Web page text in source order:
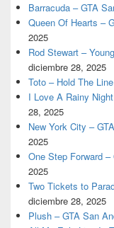
Barracuda – GTA
Queen Of Hearts –
2025
Rod Stewart –
diciembre 28, 2025
Toto – Hold The
I Love A Rainy
28, 2025
New York City –
2025
One Step Forward
2025
Two Tickets to
diciembre 28, 2025
Plush – GTA San